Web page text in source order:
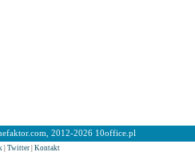
2012-2026 10office.pl
| Twitter| Kontakt